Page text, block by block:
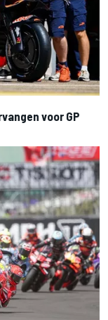
voor GP